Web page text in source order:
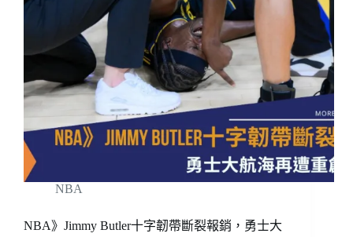
NBA
NBA》Jimmy Butler十字韌帶斷裂報銷，勇士大